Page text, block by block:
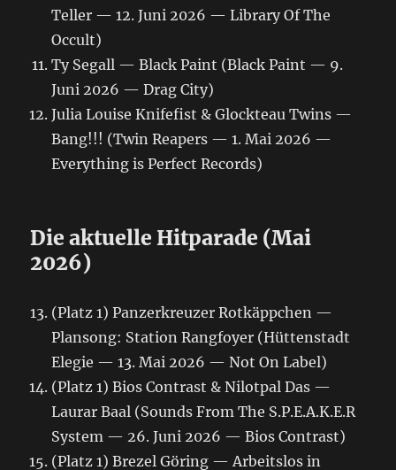
Teller — 12. Juni 2026 — Library Of The
Occult)
Ty Segall — Black Paint (Black Paint — 9.
Juni 2026 — Drag City)
Julia Louise Knifefist & Glockteau Twins —
Bang!!! (Twin Reapers — 1. Mai 2026 —
Everything is Perfect Records)
Die aktuelle Hitparade (Mai
2026)
(Platz 1) Panzerkreuzer Rotkäppchen —
Plansong: Station Rangfoyer (Hüttenstadt
Elegie — 13. Mai 2026 — Not On Label)
(Platz 1) Bios Contrast & Nilotpal Das —
Laurar Baal (Sounds From The S.P.E.A.K.E.R
System — 26. Juni 2026 — Bios Contrast)
(Platz 1) Brezel Göring — Arbeitslos in